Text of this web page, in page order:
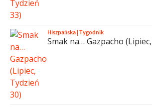
Hiszpańska|Tygodnik
Smak na… Gazpacho